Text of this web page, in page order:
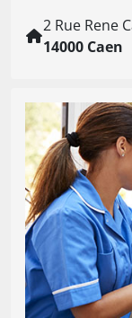
2 Rue Rene
14000 Caen